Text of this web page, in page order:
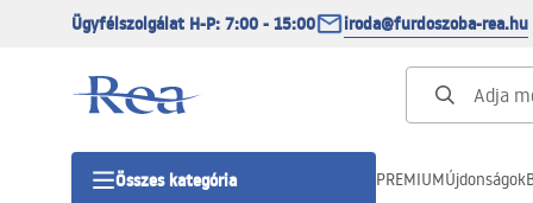
Ügyfélszolgálat H-P: 7:00 - 15:00 iroda@furdoszoba-rea.hu
Összes kategória PREMIUMÚjdonságok